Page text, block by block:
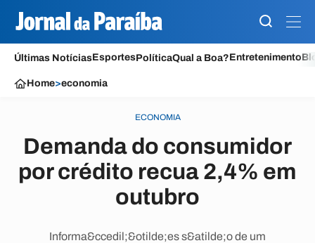
Últimas NotíciasEsportesPolíticaQual a Boa?Entretenimento
Home>economia
ECONOMIA
Demanda do consumidor
por crédito recua 2,4% em
outubro
Informa&ccedil;&otilde;es s&atilde;o de um